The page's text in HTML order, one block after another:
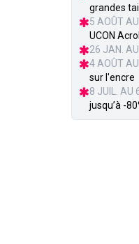
grandes
5 AOÛT
UCON
26 JAN. AU
4 AOÛT
sur l'encre
8 JUIL. AU
jusqu’à -